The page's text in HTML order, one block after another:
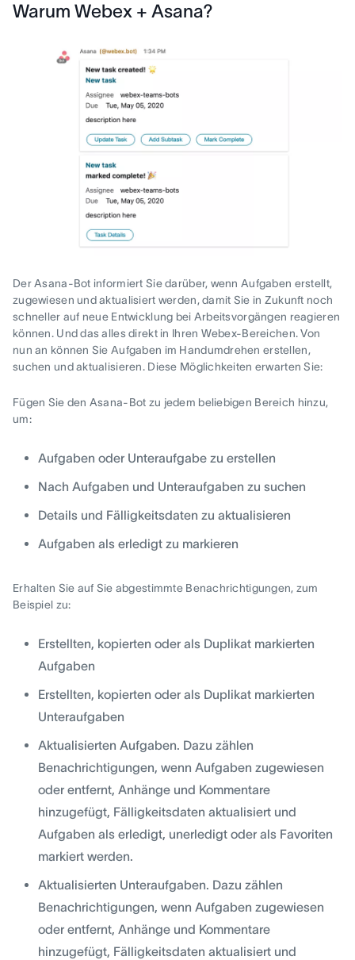
Warum Webex + Asana?
Der Asana-Bot informiert Sie darüber, wenn Aufgaben erstellt,
zugewiesen und aktualisiert werden, damit Sie in Zukunft noch
schneller auf neue Entwicklung bei Arbeitsvorgängen reagieren
können. Und das alles direkt in Ihren Webex-Bereichen. Von
nun an können Sie Aufgaben im Handumdrehen erstellen,
suchen und aktualisieren. Diese Möglichkeiten erwarten Sie:
Fügen Sie den Asana-Bot zu jedem beliebigen Bereich hinzu,
um:
Aufgaben oder Unteraufgabe zu erstellen
Nach Aufgaben und Unteraufgaben zu suchen
Details und Fälligkeitsdaten zu aktualisieren
Aufgaben als erledigt zu markieren
Erhalten Sie auf Sie abgestimmte Benachrichtigungen, zum
Beispiel zu:
Erstellten, kopierten oder als Duplikat markierten
Aufgaben
Erstellten, kopierten oder als Duplikat markierten
Unteraufgaben
Aktualisierten Aufgaben. Dazu zählen
Benachrichtigungen, wenn Aufgaben zugewiesen
oder entfernt, Anhänge und Kommentare
hinzugefügt, Fälligkeitsdaten aktualisiert und
Aufgaben als erledigt, unerledigt oder als Favoriten
markiert werden.
Aktualisierten Unteraufgaben. Dazu zählen
Benachrichtigungen, wenn Aufgaben zugewiesen
oder entfernt, Anhänge und Kommentare
hinzugefügt, Fälligkeitsdaten aktualisiert und